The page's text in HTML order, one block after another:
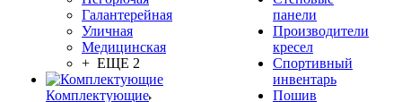
Галантерейная
Уличная
Медицинская
+ ЕЩЕ 2
Комплектующие
панели
Производители
кресел
Спортивный
инвентарь
Пошив